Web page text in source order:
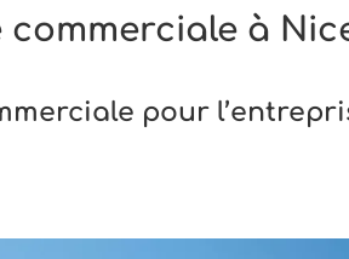
à
pour